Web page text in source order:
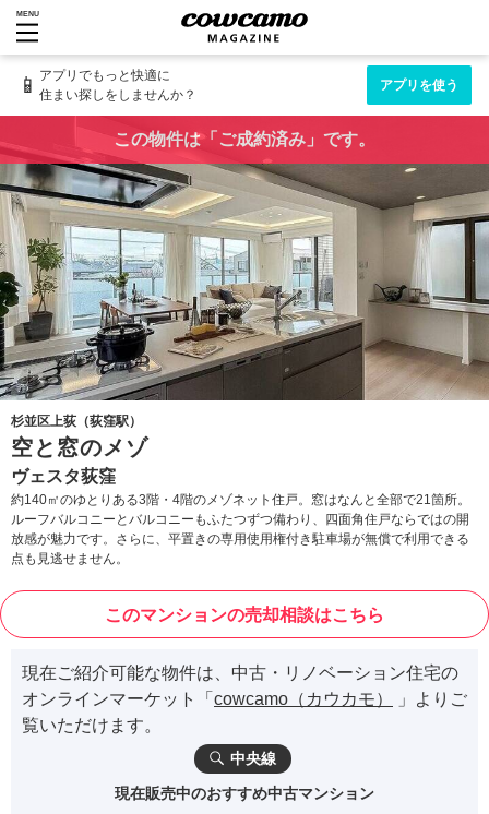
MENU
📱 アプリでもっと快適に
住まい探しをしませんか？
アプリを使う
この物件は「ご成約済み」です。
杉並区上荻（荻窪駅）
空と窓のメゾ
ヴェスタ荻窪
約140㎡のゆとりある3階・4階のメゾネット住戸。窓はなんと全部で21箇所。
ルーフバルコニーとバルコニーもふたつずつ備わり、四面角住戸ならではの開
放感が魅力です。さらに、平置きの専用使用権付き駐車場が無償で利用できる
点も見逃せません。
このマンションの売却相談はこちら
現在ご紹介可能な物件は、中古・リノベーション住宅の
オンラインマーケット「 cowcamo（カウカモ）
」よりご
覧いただけます。
中央線
現在販売中のおすすめ中古マンション